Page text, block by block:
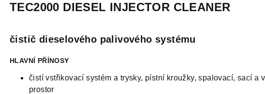
TEC2000 DIESEL INJECTOR CLEANER
čistič dieselového palivového systému
HLAVNÍ PŘÍNOSY
čistí vstřikovací systém a trysky, pístní kroužky, spalovací, sací a
prostor